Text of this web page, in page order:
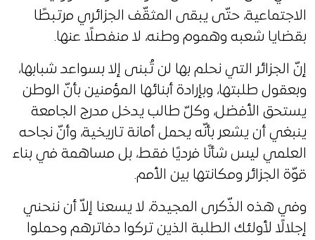
الاجتماعية، حتّى يبقى المثقّف الجزائري مرتبطًا
بقضايا شعبه وهموم وطنه، لا منفصلًا عنها.
إنّ الجزائر التي نحلم بها لن تُبنى إلا بسواعد شبابها،
وبعقول طلبتها، وبإرادة أبنائها المؤمنين بأنّ الوطن
يستحق الأفضل، وكلّ طالب يدخل مدرج الجامعة
ينبغي أن يشعر بأنّه يحمل أمانة تاريخية، وأنّ نجاحه
العلمي ليس شأنًا فرديًا فقط، بل مساهمة في بناء
قوّة الجزائر ومكانتها بين الأمم.
وفي هذه الذّكرى المجيدة، لا يسعنا إلاّ أن ننحني
إجلالًا لأولئك الطلبة الذين تركوا دفاترهم وحملوا